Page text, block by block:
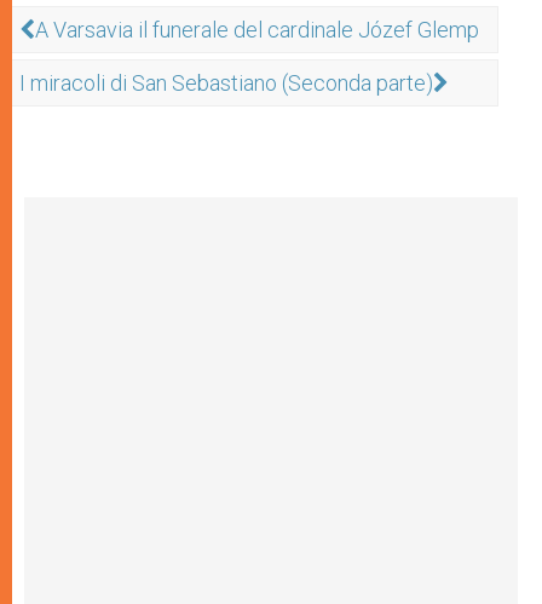
A Varsavia il funerale del cardinale Józef Glemp
I miracoli di San Sebastiano (Seconda parte)